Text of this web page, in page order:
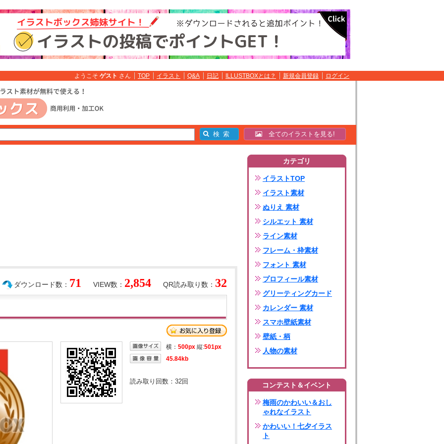
ようこそ ゲスト さん TOP イラスト Q&A 日記 ILLUSTBOXとは？ 新規会員登録 ログイン
全てのイラストを見る!
QR読み取り数： 32
VIEW数： 2,854
ダウンロード数： 71
横： 500px 縦:501px
45.84kb
読み取り回数： 32回
カテゴリ
イラストTOP
イラスト素材
ぬりえ 素材
シルエット 素材
ライン素材
フレーム・枠素材
フォント 素材
プロフィール素材
グリーティングカード
カレンダー 素材
スマホ壁紙素材
壁紙・柄
人物の素材
コンテスト＆イベント
梅雨のかわいい＆おし
ゃれなイラスト
かわいい！七夕イラス
ト